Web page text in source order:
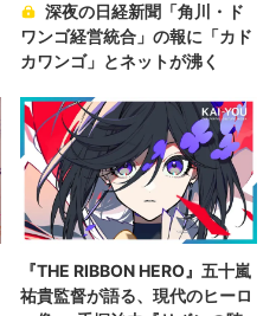
深夜の日経新聞「角川・ド
ワンゴ経営統合」の報に「カド
カワンゴ」とネットが沸く
『THE RIBBON HERO』五十嵐
祐貴監督が語る、現代のヒーロ